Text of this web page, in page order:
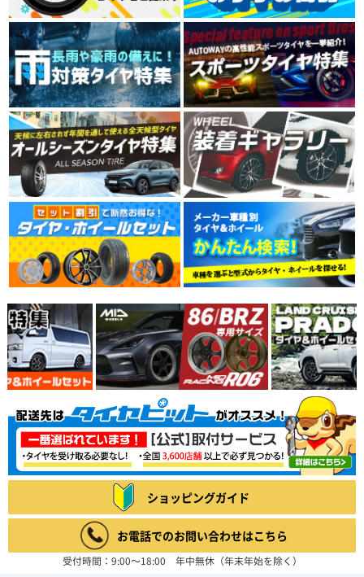
ショッピングガイド
お電話でのお問い合わせはこちら
受付時間：9:00～18:00 年中無休（年末年始を除く）